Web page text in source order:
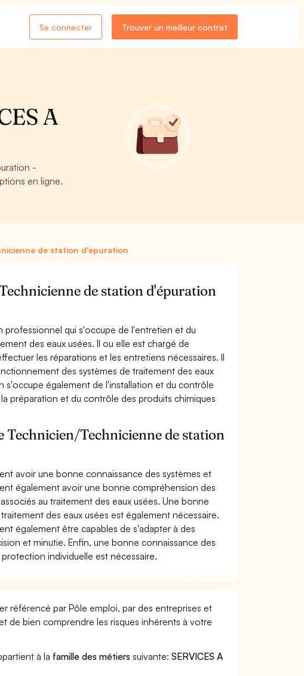
Se connecter Trouver un meilleur contrat
A
-
en ligne.
de station d'épuration
de station d'épuration
qui s'occupe de l'entretien et du
des eaux usées. Il ou elle est chargé de
les réparations et les entretiens nécessaires. Il
des systèmes de traitement des eaux
s'occupe également de l'installation et du contrôle
préparation et du contrôle des produits chimiques
Technicien/Technicienne de station
avoir une bonne connaissance des systèmes et
également avoir une bonne compréhension des
au traitement des eaux usées. Une bonne
des eaux usées est également nécessaire.
également être capables de s'adapter à des
et minutie. Enfin, une bonne connaissance des
individuelle est nécessaire.
référencé par Pôle emploi, par des entreprises et
de bien comprendre les risques inhérents à votre
à la famille des métiers suivante:SERVICES A